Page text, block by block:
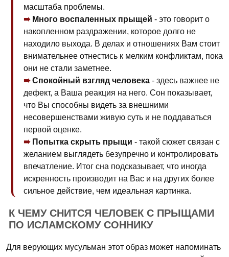
масштаба проблемы.
Много воспаленных прыщей - это говорит о
накопленном раздражении, которое долго не
находило выхода. В делах и отношениях Вам стоит
внимательнее отнестись к мелким конфликтам, пока
они не стали заметнее.
Спокойный взгляд человека - здесь важнее не
дефект, а Ваша реакция на него. Сон показывает,
что Вы способны видеть за внешними
несовершенствами живую суть и не поддаваться
первой оценке.
Попытка скрыть прыщи - такой сюжет связан с
желанием выглядеть безупречно и контролировать
впечатление. Итог сна подсказывает, что иногда
искренность производит на Вас и на других более
сильное действие, чем идеальная картинка.
К ЧЕМУ СНИТСЯ ЧЕЛОВЕК С ПРЫЩАМИ
ПО ИСЛАМСКОМУ СОННИКУ
Для верующих мусульман этот образ может напоминать